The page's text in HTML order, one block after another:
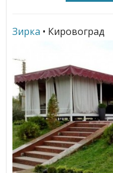
Зирка • Кировоград